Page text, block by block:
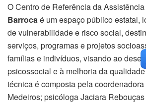
O Centro de Referência da
Barroca é um espaço público estatal,
de vulnerabilidade e risco social,
serviços, programas e projetos
famílias e indivíduos, visando ao
psicossocial e à melhoria da
técnica é composta pela
Medeiros; psicóloga Jaciara